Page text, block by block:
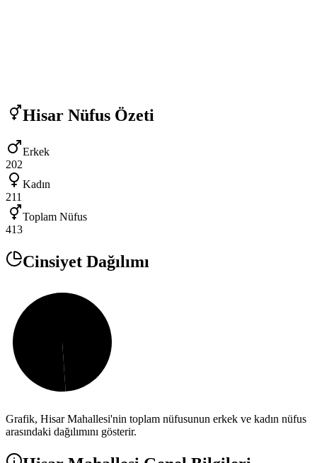
Hisar Nüfus Özeti
Erkek
202
Kadın
211
Toplam Nüfus
413
Cinsiyet Dağılımı
Grafik, HisarMahallesi'nin toplam nüfusunun erkek ve kadın nüfus
arasındaki dağılımını gösterir.